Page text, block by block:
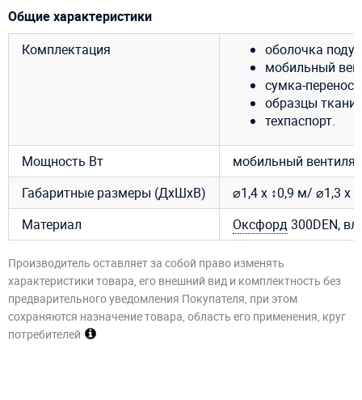
Общие характеристики
Комплектация
оболочка
мобильный
сумка-
образцы ткани
техпаспорт.
Мощность Вт
мобильный
Габаритные размеры (ДхШхВ)
⌀1,4 х ↕0,9 м/ ⌀1,3 х
Материал
Оксфорд300DEN,
Производитель оставляет за собой право изменять
характеристики товара, его внешний вид и комплектность без
предварительного уведомления Покупателя, при этом
сохраняются назначение товара, область его применения, круг
потребителей